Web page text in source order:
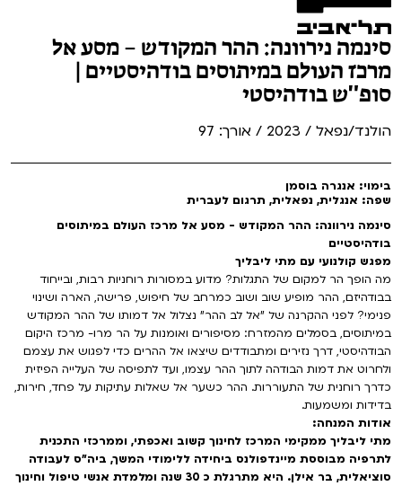
סינמה נירוונה: ההר המקודש – מסע אל
מרכז העולם במיתוסים בודהיסטיים |
סופ"ש בודהיסטי
הולנד/נפאל / 2023 / אורך: 97
בימוי: אנגרה בוסמן
שפה: אנגלית, נפאלית, תרגום לעברית
סינמה נירוונה: ההר המקודש - מסע אל מרכז העולם במיתוסים
בודהיסטיים
מפגש קולנועי עם מתי ליבליך
מה הופך הר למקום של התגלות? מדוע במסורות רוחניות רבות, ובייחוד
בבודהיזם, ההר מופיע שוב ושוב כמרחב של חיפוש, פרישה, הארה ושינוי
פנימי? לפני ההקרנה של "אל לב ההר" נצלול אל דמותו של ההר המקודש
במיתוסים, בסמלים מהמזרח: מסיפורים ואומנות על הר מרו- מרכז היקום
הבודהיסטי, דרך נזירים ומתבודדים שיצאו אל ההרים כדי לפגוש את עצמם
ולחרוט את דמות הבודהה לתוך ההר עצמו, ועד לתפיסה של העלייה הפיזית
כדרך רוחנית של התעוררות. ההר כשער אל שאלות עתיקות על פחד, חירות,
בדידות ומשמעות.
אודות המנחה:
מתי ליבליך ממקימי המרכז לחינוך קשוב ואכפתי, וממרכזי התכנית
לתרפיה מבוססת מיינדפולנס ביחידה ללימודי המשך, ביה"ס לעבודה
סוציאלית, בר אילן. היא מתרגלת כ 30 שנה ומלמדת אנשי טיפול וחינוך